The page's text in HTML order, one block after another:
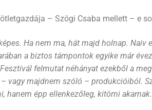
– Szögi Csaba mellett – e
Ha nem ma, hát majd holnap.
a biztos támpontok egyike már
felmutat néhányat ezekből a
majdnem szóló – produkcióiból.
hanem épp ellenkezőleg, kitörni